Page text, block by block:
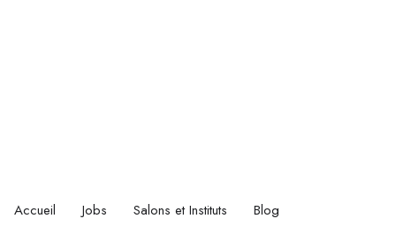
Accueil Jobs Salons et Instituts Blog